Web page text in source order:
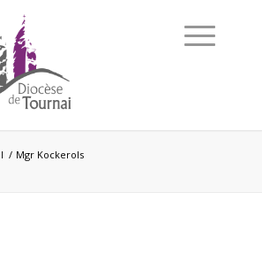
/ Mgr Kockerols